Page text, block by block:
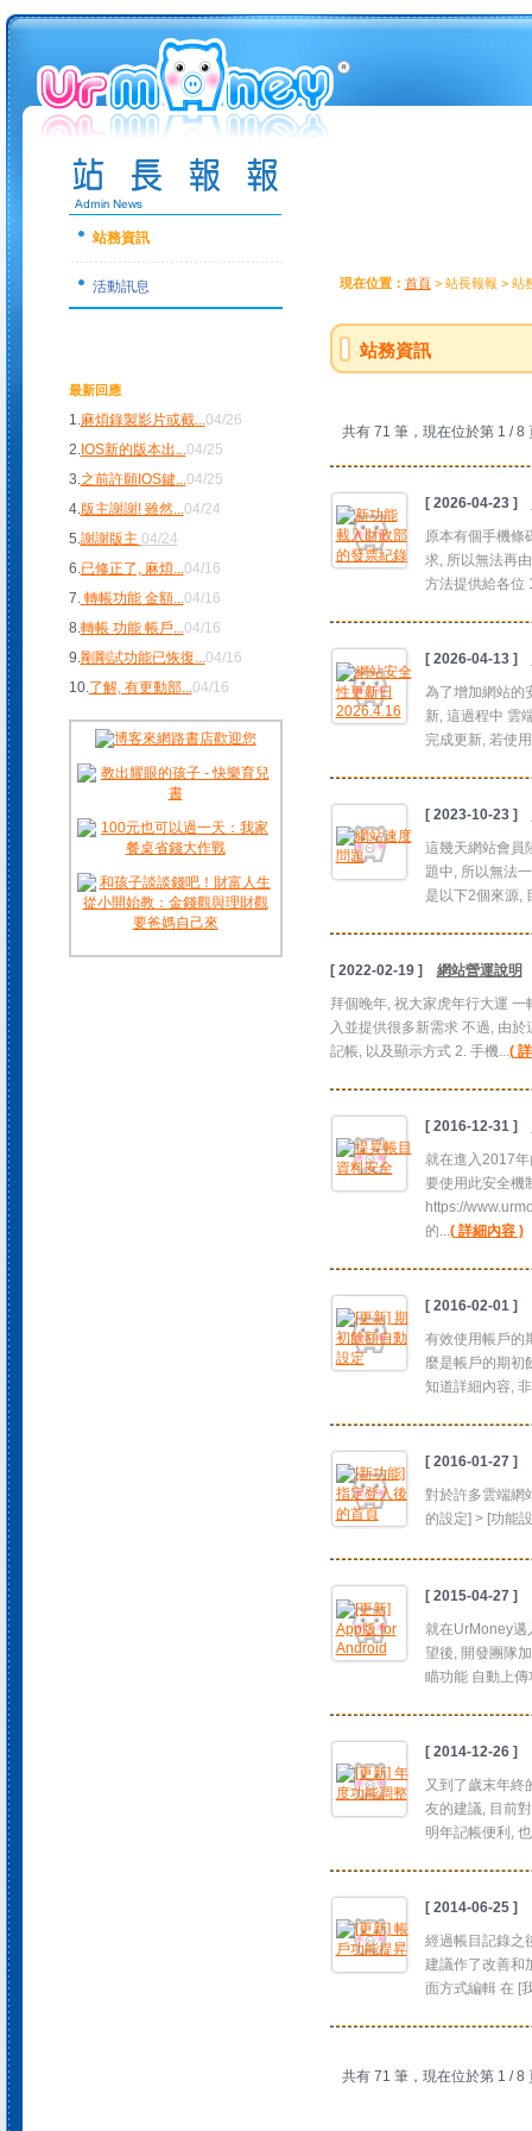
站務資訊
活動訊息
最新回應
1.麻煩錄製影片或截...04/26
2.IOS新的版本出...04/25
3.之前許願IOS鍵...04/25
4.版主謝謝! 雖然...04/24
5.謝謝版主 04/24
6.已修正了, 麻煩...04/16
7.轉帳功能 金額...04/16
8.轉帳 功能 帳戶...04/16
9.剛剛試功能已恢復...04/16
10.了解, 有更動部...04/16
現在位置： 首頁> 站長報報 > 站
站務資訊
共有 71 筆，現在位於第 1 / 8
[ 2026-04-23 ]
原本有個手機條
求, 所以無法再
方法提供給各位
[ 2026-04-13 ]
為了增加網站的
新, 這過程中 雲
完成更新, 若使
[ 2023-10-23 ]
這幾天網站會員
題中, 所以無法
是以下2個來源,
[ 2022-02-19 ]
網站營運說明
拜個晚年, 祝大家虎年行大運
入並提供很多新需求 不過, 由
記帳, 以及顯示方式 2. 手機...(
[ 2016-12-31 ]
就在進入2017
要使用此安全機
https://
的...( 詳細內容 )
[ 2016-02-01 ]
有效使用帳戶的
麼是帳戶的期初
知道詳細內容,
[ 2016-01-27 ]
對於許多雲端網
的設定] > [功能
[ 2015-04-27 ]
就在UrMoney邁
望後, 開發團隊
瞄功能 自動上
[ 2014-12-26 ]
又到了歲末年終
友的建議, 目前
明年記帳便利,
[ 2014-06-25 ]
經過帳目記錄之
建議作了改善和
面方式編輯 在 [
共有 71 筆，現在位於第 1 / 8